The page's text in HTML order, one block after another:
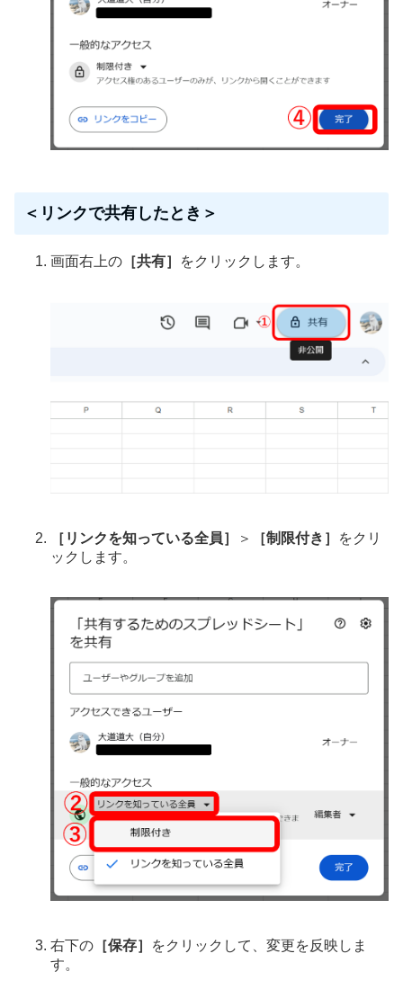
＜リンクで共有したとき＞
画面右上の ［共有］ をクリックします。
［リンクを知っている全員］ ＞ ［制限付き］
をクリ
ックします。
右下の ［保存］
をクリックして、変更を反映しま
す。